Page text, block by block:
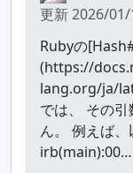
更新2026/01/
Rubyの
(https://
lang.org/ja/
では、 その
ん。 例えば
irb(main):00…